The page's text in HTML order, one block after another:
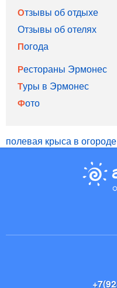
Отзывы об отдыхе
Отзывы об отелях
Погода
Рестораны Эрмонес
Туры в Эрмонес
Фото
полевая крыса в огороде